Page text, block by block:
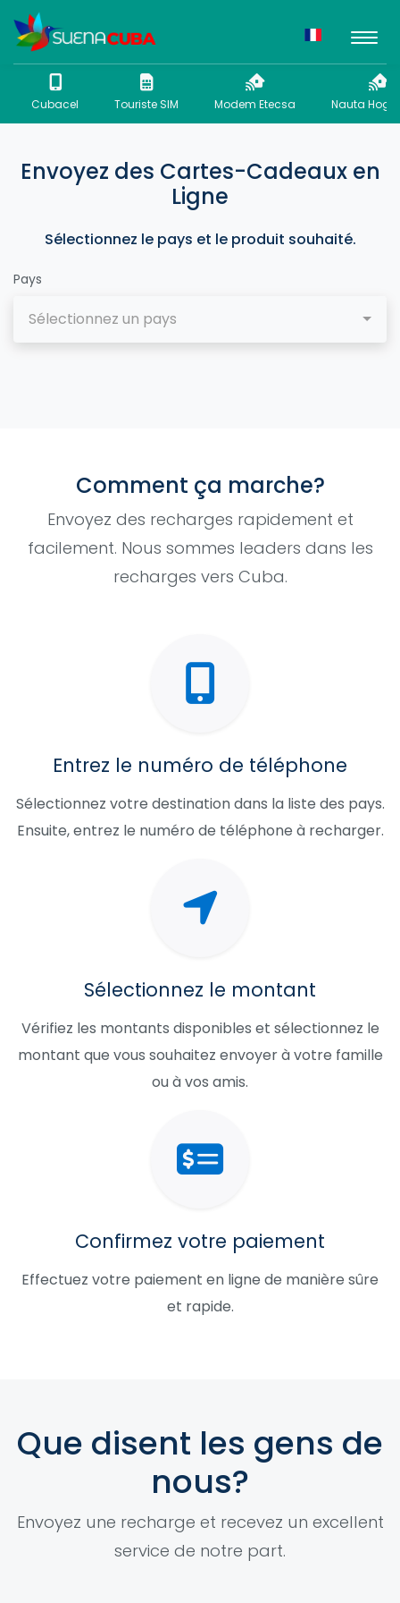
Cubacel Touriste SIM Modem Etecsa Nauta
Envoyez des Cartes-Cadeaux en
Ligne
Sélectionnez le pays et le produit souhaité.
Pays
Sélectionnez un pays
Comment ça marche?
Envoyez des recharges rapidement et
facilement. Nous sommes leaders dans les
recharges vers Cuba.
Entrez le numéro de téléphone
Sélectionnez votre destination dans la liste des pays.
Ensuite, entrez le numéro de téléphone à recharger.
Sélectionnez le montant
Vérifiez les montants disponibles et sélectionnez le
montant que vous souhaitez envoyer à votre famille
ou à vos amis.
Confirmez votre paiement
Effectuez votre paiement en ligne de manière sûre
et rapide.
Que disent les gens de
nous?
Envoyez une recharge et recevez un excellent
service de notre part.